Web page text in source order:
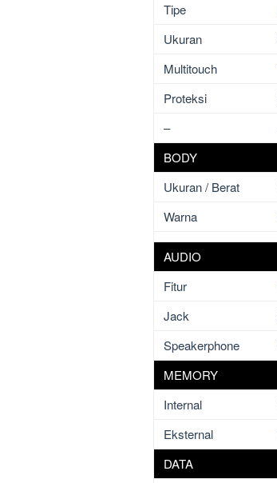
Tipe
Ukuran
Multitouch
Proteksi
–
BODY
Ukuran / Berat
Warna
AUDIO
Fitur
Jack
Speakerphone
MEMORY
Internal
Eksternal
DATA